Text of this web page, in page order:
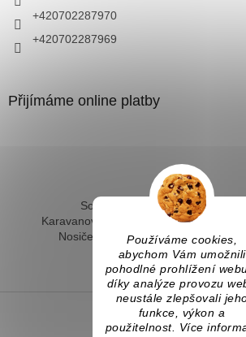
Používáme cookies,
abychom Vám umožnili
pohodlné prohlížení
díky analýze provozu
neustále zlepšovali
funkce, výkon a
použitelnost. Více
+420702287970
+420702287969
Přijímáme online platby
Solární ohřev vody - kompletní
Karavanové solární systémy
Ostrovní
Nosiče kol na tažné
Hevery a
Fotovoltaický ohřev vody
Vytvořil Shoptet